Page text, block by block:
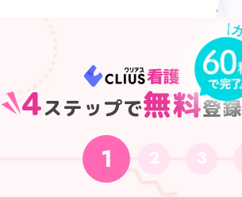
4ステップで無料登録
1 2 3